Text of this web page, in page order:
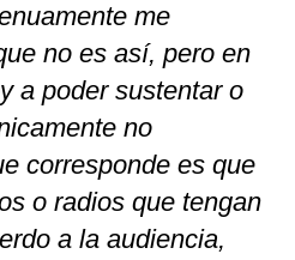
me
no es así, pero en
a poder sustentar o
no
corresponde es que
o radios que tengan
a la audiencia,